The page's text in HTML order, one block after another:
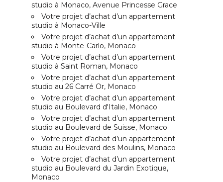
studio à Monaco, Avenue Princesse Grace
Votre projet d’achat d’un appartement
studio à Monaco-Ville
Votre projet d’achat d’un appartement
studio à Monte-Carlo, Monaco
Votre projet d’achat d’un appartement
studio à Saint Roman, Monaco
Votre projet d’achat d’un appartement
studio au 26 Carré Or, Monaco
Votre projet d’achat d’un appartement
studio au Boulevard d'Italie, Monaco
Votre projet d’achat d’un appartement
studio au Boulevard de Suisse, Monaco
Votre projet d’achat d’un appartement
studio au Boulevard des Moulins, Monaco
Votre projet d’achat d’un appartement
studio au Boulevard du Jardin Exotique,
Monaco